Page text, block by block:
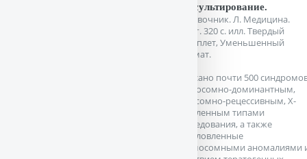
консультирование.
Справочник. Л. Медицина.
1987г. 320 с. илл. Твердый
переплет, Уменьшенный
формат.
Описано почти 500
с аутосомно-доминантным,
аутосомно-рецессивным, Х-
сцепленным типами
наследования, а также
обусловленные
хромосомными аномалиями